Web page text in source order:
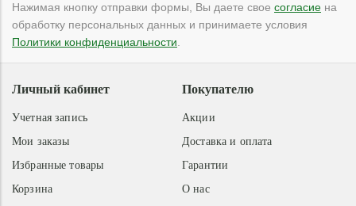
Нажимая кнопку отправки формы, Вы даете свое согласие на
обработку персональных данных и принимаете условия
Политики конфиденциальности
Покупателю
Акции
Доставка и оплата
Гарантии
О нас
Личный кабинет
Учетная запись
Мои заказы
Избранные товары
Корзина